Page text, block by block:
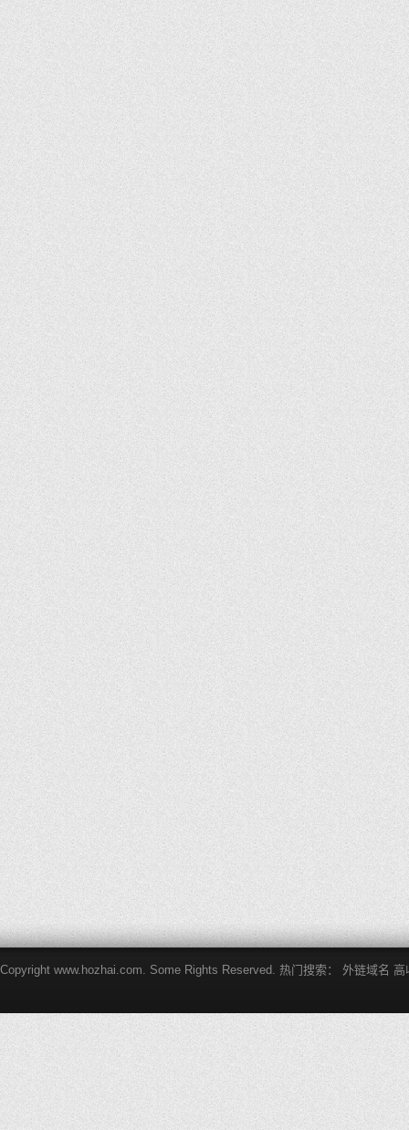
Copyright www.hozhai.com. Some Rights Reserved. 热门搜索： 外链域名 高